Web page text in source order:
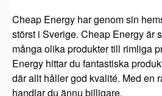
Cheap Energy har genom sin
störst i Sverige. Cheap Energy är
många olika produkter till rimliga
Energy hittar du fantastiska
där allt håller god kvalité. Med en
handlar du ännu billigare.